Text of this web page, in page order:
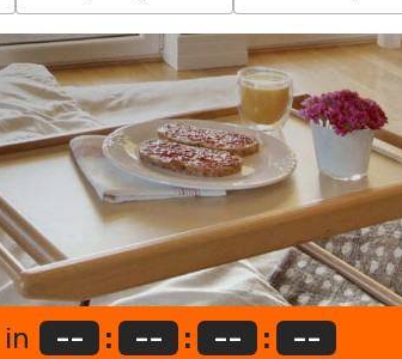
-- : -- : -- : --